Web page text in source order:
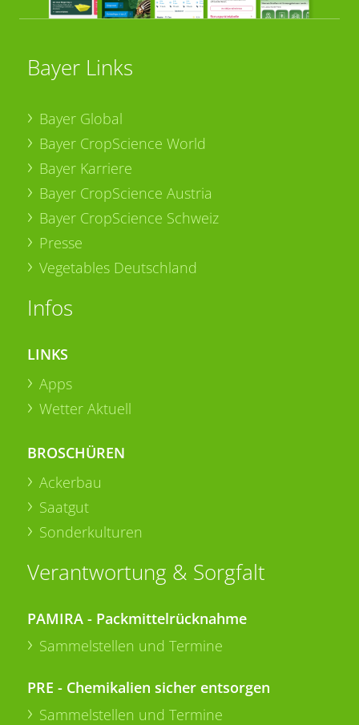
Bayer Links
Bayer Global
Bayer CropScience World
Bayer Karriere
Bayer CropScience Austria
Bayer CropScience Schweiz
Presse
Vegetables Deutschland
Infos
LINKS
Apps
Wetter Aktuell
BROSCHÜREN
Ackerbau
Saatgut
Sonderkulturen
Verantwortung & Sorgfalt
PAMIRA - Packmittelrücknahme
Sammelstellen und Termine
PRE - Chemikalien sicher entsorgen
Sammelstellen und Termine